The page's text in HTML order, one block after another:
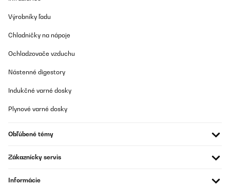
Výrobníky ľadu
Chladničky na nápoje
Ochladzovače vzduchu
Nástenné digestory
Indukčné varné dosky
Plynové varné dosky
Obľúbené témy
Zákaznícky servis
Informácie